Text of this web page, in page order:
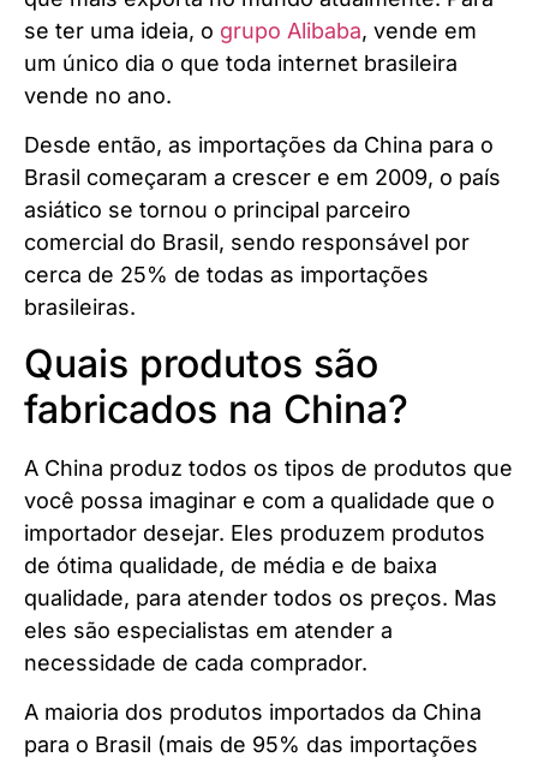
se ter uma ideia, o grupo Alibaba, vende em
um único dia o que toda internet brasileira
vende no ano.
Desde então, as importações da China para o
Brasil começaram a crescer e em 2009, o país
asiático se tornou o principal parceiro
comercial do Brasil, sendo responsável por
cerca de 25% de todas as importações
brasileiras.
Quais produtos são
fabricados na China?
A China produz todos os tipos de produtos que
você possa imaginar e com a qualidade que o
importador desejar. Eles produzem produtos
de ótima qualidade, de média e de baixa
qualidade, para atender todos os preços. Mas
eles são especialistas em atender a
necessidade de cada comprador.
A maioria dos produtos importados da China
para o Brasil (mais de 95% das importações